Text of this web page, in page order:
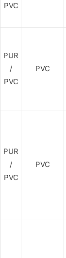
PVC
PUR
/
PVC
PVC
PUR
/
PVC
PVC